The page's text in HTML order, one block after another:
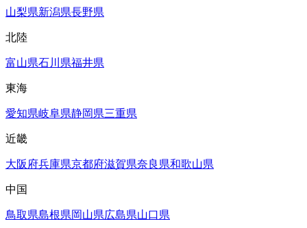
山梨県新潟県長野県
北陸
富山県石川県福井県
東海
愛知県岐阜県静岡県三重県
近畿
大阪府兵庫県京都府滋賀県奈良県和歌山県
中国
鳥取県島根県岡山県広島県山口県